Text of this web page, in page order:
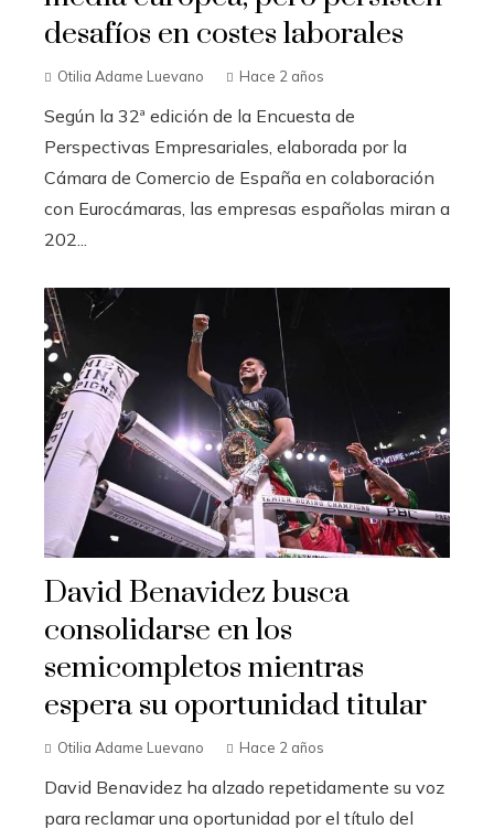
desafíos en costes laborales
Otilia Adame Luevano Hace 2 años
Según la 32ª edición de la Encuesta de
Perspectivas Empresariales, elaborada por la
Cámara de Comercio de España en colaboración
con Eurocámaras, las empresas españolas miran a
202...
David Benavidez busca
consolidarse en los
semicompletos mientras
espera su oportunidad titular
Otilia Adame Luevano Hace 2 años
David Benavidez ha alzado repetidamente su voz
para reclamar una oportunidad por el título del